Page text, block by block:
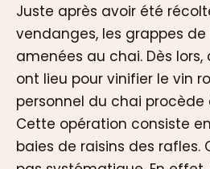
Juste après avoir été
vendanges, les grappes de
amenées au chai. Dès
ont lieu pour vinifier le vin
personnel du chai procède
Cette opération consiste
baies de raisins des rafles.